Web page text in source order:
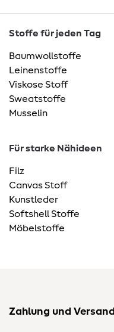
Stoffe für jeden Tag
Baumwollstoffe
Leinenstoffe
Viskose Stoff
Sweatstoffe
Musselin
Für starke Nähideen
Filz
Canvas Stoff
Kunstleder
Softshell Stoffe
Möbelstoffe
Zahlung und Versand